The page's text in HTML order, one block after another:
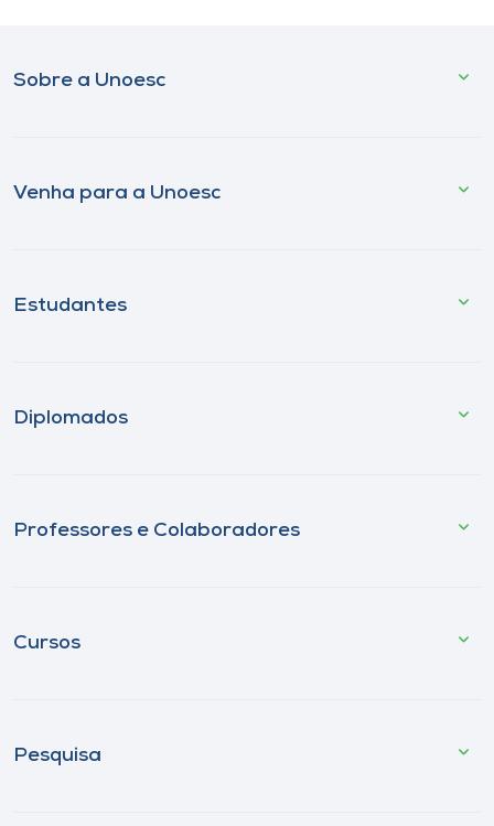
Sobre a Unoesc
Venha para a Unoesc
Estudantes
Diplomados
Professores e Colaboradores
Cursos
Pesquisa